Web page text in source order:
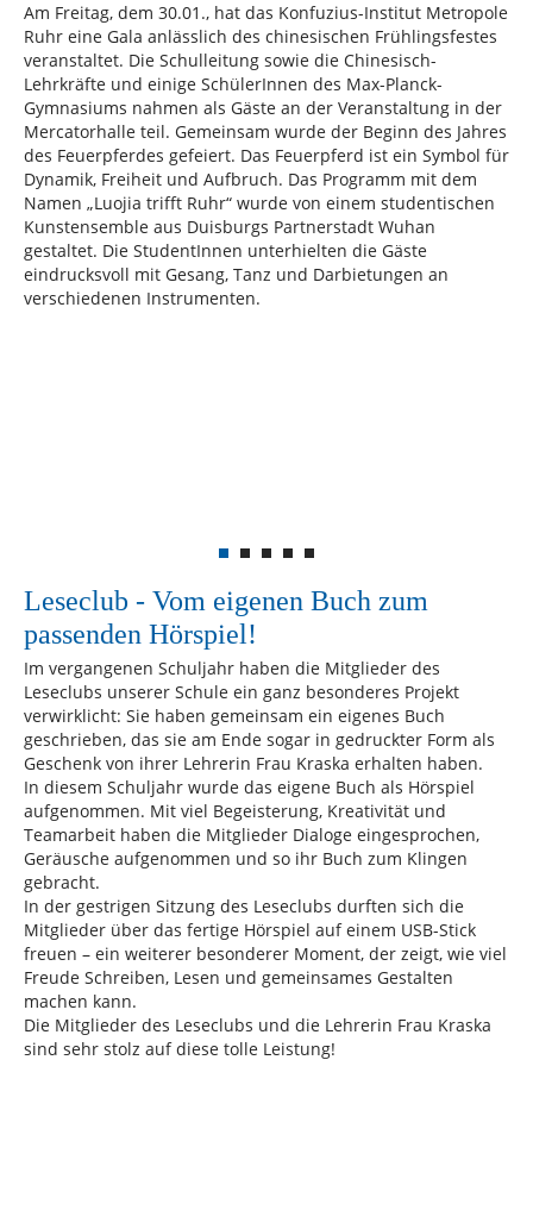
Am Freitag, dem 30.01., hat das Konfuzius-Institut Metropole
Ruhr eine Gala anlässlich des chinesischen Frühlingsfestes
veranstaltet. Die Schulleitung sowie die Chinesisch-
Lehrkräfte und einige SchülerInnen des Max-Planck-
Gymnasiums nahmen als Gäste an der Veranstaltung in der
Mercatorhalle teil. Gemeinsam wurde der Beginn des Jahres
des Feuerpferdes gefeiert. Das Feuerpferd ist ein Symbol für
Dynamik, Freiheit und Aufbruch. Das Programm mit dem
Namen „Luojia trifft Ruhr“ wurde von einem studentischen
Kunstensemble aus Duisburgs Partnerstadt Wuhan
gestaltet. Die StudentInnen unterhielten die Gäste
eindrucksvoll mit Gesang, Tanz und Darbietungen an
verschiedenen Instrumenten.
Leseclub - Vom eigenen Buch zum
passenden Hörspiel!
Im vergangenen Schuljahr haben die Mitglieder des
Leseclubs unserer Schule ein ganz besonderes Projekt
verwirklicht: Sie haben gemeinsam ein eigenes Buch
geschrieben, das sie am Ende sogar in gedruckter Form als
Geschenk von ihrer Lehrerin Frau Kraska erhalten haben.
In diesem Schuljahr wurde das eigene Buch als Hörspiel
aufgenommen. Mit viel Begeisterung, Kreativität und
Teamarbeit haben die Mitglieder Dialoge eingesprochen,
Geräusche aufgenommen und so ihr Buch zum Klingen
gebracht.
In der gestrigen Sitzung des Leseclubs durften sich die
Mitglieder über das fertige Hörspiel auf einem USB-Stick
freuen – ein weiterer besonderer Moment, der zeigt, wie viel
Freude Schreiben, Lesen und gemeinsames Gestalten
machen kann.
Die Mitglieder des Leseclubs und die Lehrerin Frau Kraska
sind sehr stolz auf diese tolle Leistung!